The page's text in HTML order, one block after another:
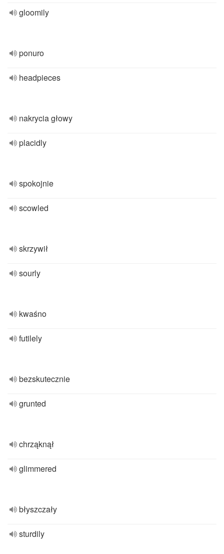
gloomily
ponuro
headpieces
nakrycia głowy
placidly
spokojnie
scowled
skrzywił
sourly
kwaśno
futilely
bezskutecznie
grunted
chrząknął
glimmered
błyszczały
sturdily